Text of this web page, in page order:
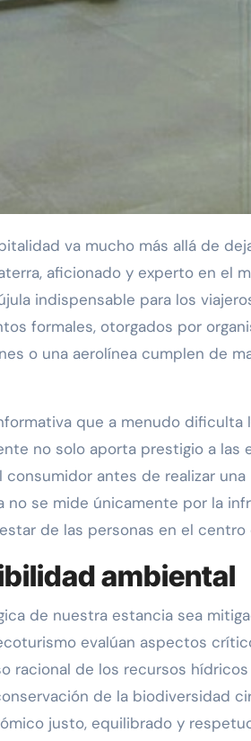
va mucho más allá de
aficionado y experto en el
indispensable para los
formales, otorgados por
o una aerolínea cumplen de
que a menudo
no solo aporta prestigio a
antes de realizar
se mide únicamente por la
de las personas en el centro
ambiental
de nuestra estancia sea
evalúan aspectos
de los recursos
de la biodiversidad
justo, equilibrado y